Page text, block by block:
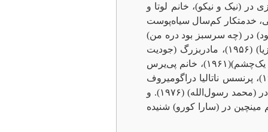
در (نیک و نیکو)، خانم لوتا و
خدمتکار کم‌سال سیاه‌پوست
رفته» (۱۹۳۹)، خانم مورگان (سارا آلگود) در (چه سرسبز بود دره من)
(۱۹۴۱)، خانم بریچارد (تلما ریتر) در (بابا لنگ‌دراز) (۱۹۵۵)، مادربزرگ (هلن هایز) در (آناستازیا) (۱۹۵۶)، مادربزرگ (جودیت
اندرسون) در (گربه روی شیروانی داغ) (۱۹۵۸)، ماریا لانگ‌ورث (کتی جورادو) در (سربازهای یک‌چشم)(۱۹۶۱)، خانم پی‌یرس
(مونا واشبورن) در (بانوی زیبای من) (۱۹۶۴)، مادر لارا (آدرین کوری) در (دکتر ژیواگو) (۱۹۶۵)، پرنسس ناتالیا دراگومیروف
(وندی هیلر) در (قتل در قطار سریع‌السیر شرق) (۱۹۷۴)، همسر ابولهب (الین آیوز-کامرون) در (محمد رسول‌الله) (۱۹۷۶). و
مینچین در (سارا کورو) شنیده